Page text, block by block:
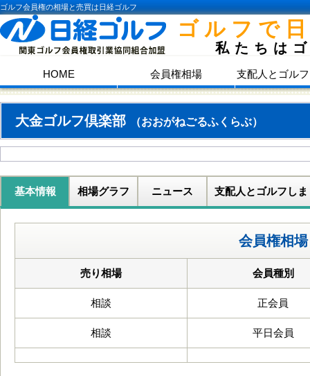
ゴルフ会員権の相場と売買は日経ゴルフ
ゴルフで
私たちは
HOME 会員権相場 支配人とゴル
大金ゴルフ倶楽部 （おおがねごるふくらぶ）
基本情報 相場グラフ ニュース 支配人とゴルフしま
会員権相場
売り相場 会員種別
相談 正会員
相談 平日会員